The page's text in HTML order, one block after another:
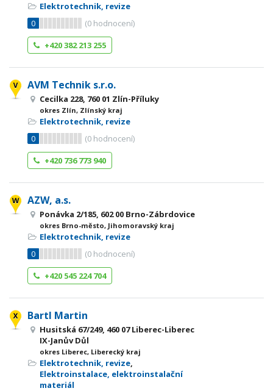
Elektrotechnik, revize
0
(0 hodnocení)
+420 382 213 255
AVM Technik s.r.o.
Cecilka 228, 760 01 Zlín-Příluky
okres Zlín, Zlínský kraj
Elektrotechnik, revize
0
(0 hodnocení)
+420 736 773 940
AZW, a.s.
Ponávka 2/185, 602 00 Brno-Zábrdovice
okres Brno-město, Jihomoravský kraj
Elektrotechnik, revize
0
(0 hodnocení)
+420 545 224 704
Bartl Martin
Husitská 67/249, 460 07 Liberec-Liberec
IX-Janův Důl
okres Liberec, Liberecký kraj
Elektrotechnik, revize,
Elektroinstalace, elektroinstalační
materiál